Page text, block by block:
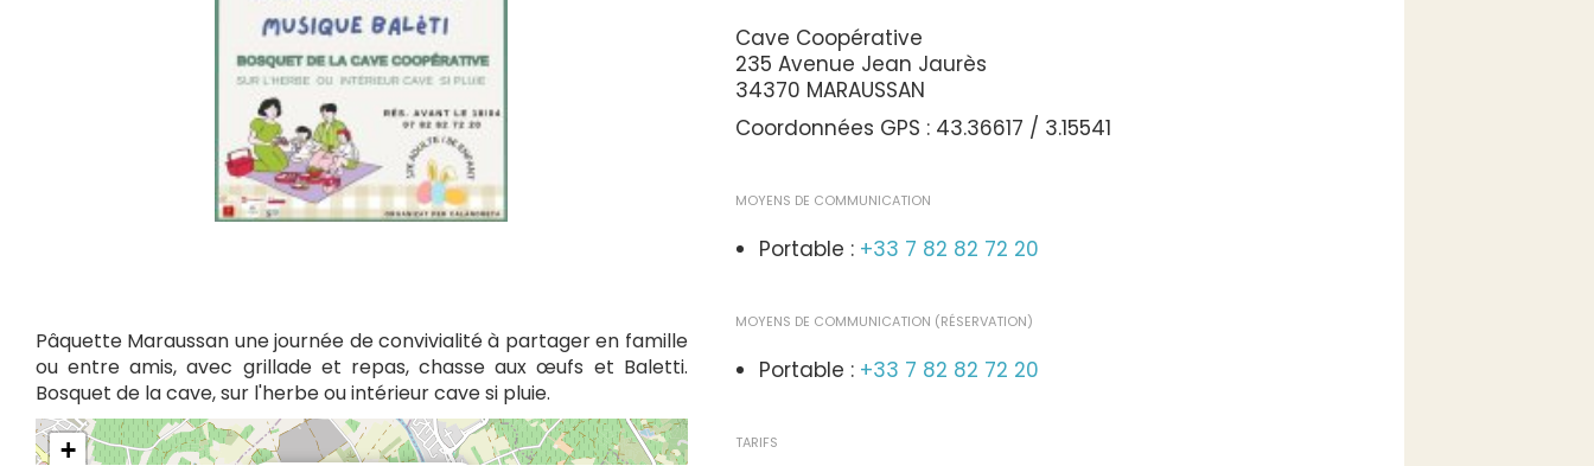
Pâquette Maraussan une journée de convivialité à partager en famille
ou entre amis, avec grillade et repas, chasse aux œufs et Baletti.
Bosquet de la cave, sur l'herbe ou intérieur cave si pluie.
+
Cave Coopérative
235 Avenue Jean Jaurès
34370 MARAUSSAN
Coordonnées GPS : 43.36617 / 3.15541
MOYENS DE COMMUNICATION
Portable : +33 7 82 82 72 20
MOYENS DE COMMUNICATION (RÉSERVATION)
Portable : +33 7 82 82 72 20
TARIFS